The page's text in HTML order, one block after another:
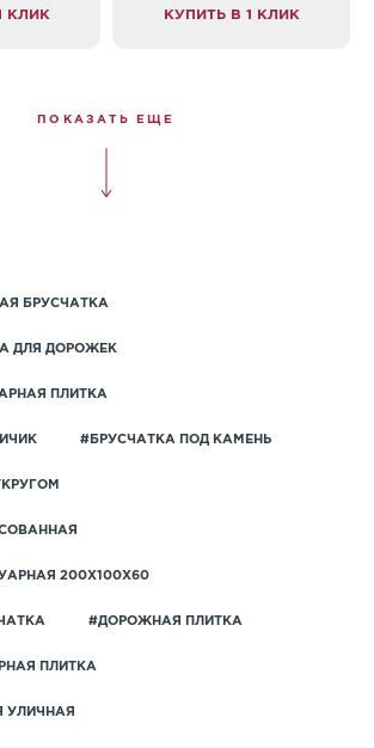
КЛИК КУПИТЬ В 1 КЛИК
ПОКАЗАТЬ ЕЩЕ
БРУСЧАТКА
ДЛЯ ДОРОЖЕК
ПЛИТКА
#БРУСЧАТКА ПОД КАМЕНЬ
200Х100Х60
#ДОРОЖНАЯ ПЛИТКА
ПЛИТКА
УЛИЧНАЯ